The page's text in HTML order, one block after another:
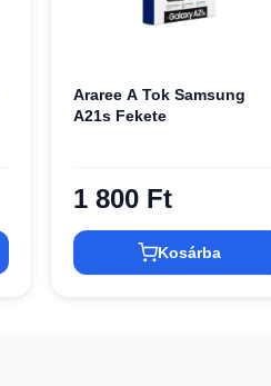
Araree A Tok Samsung
A21s Fekete
1 800 Ft
Kosárba